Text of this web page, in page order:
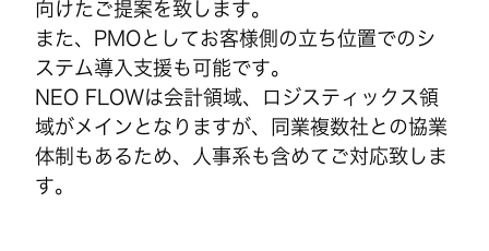
向けたご提案を致します。
また、PMOとしてお客様側の立ち位置でのシ
ステム導入支援も可能です。
NEO FLOWは会計領域、ロジスティックス領
域がメインとなりますが、同業複数社との協業
体制もあるため、人事系も含めてご対応致しま
す。